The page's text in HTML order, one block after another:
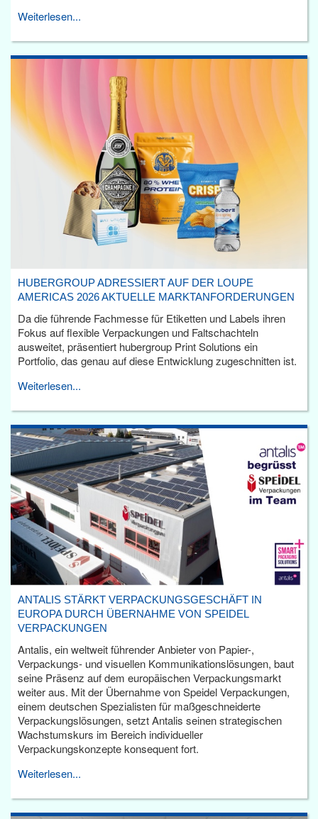
Weiterlesen...
HUBERGROUP ADRESSIERT AUF DER LOUPE
AMERICAS 2026 AKTUELLE MARKTANFORDERUNGEN
Da die führende Fachmesse für Etiketten und Labels ihren
Fokus auf flexible Verpackungen und Faltschachteln
ausweitet, präsentiert hubergroup Print Solutions ein
Portfolio, das genau auf diese Entwicklung zugeschnitten ist.
Weiterlesen...
ANTALIS STÄRKT VERPACKUNGSGESCHÄFT IN
EUROPA DURCH ÜBERNAHME VON SPEIDEL
VERPACKUNGEN
Antalis, ein weltweit führender Anbieter von Papier-,
Verpackungs- und visuellen Kommunikationslösungen, baut
seine Präsenz auf dem europäischen Verpackungsmarkt
weiter aus. Mit der Übernahme von Speidel Verpackungen,
einem deutschen Spezialisten für maßgeschneiderte
Verpackungslösungen, setzt Antalis seinen strategischen
Wachstumskurs im Bereich individueller
Verpackungskonzepte konsequent fort.
Weiterlesen...